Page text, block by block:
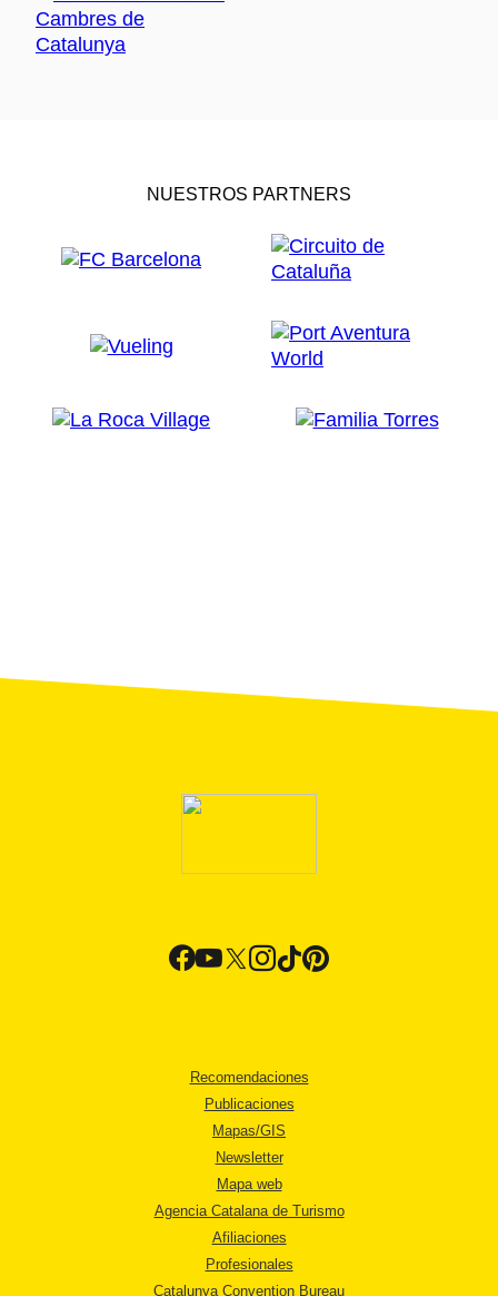
NUESTROS PARTNERS
Recomendaciones
Publicaciones
Mapas/GIS
Newsletter
Mapa web
Agencia Catalana de Turismo
Afiliaciones
Profesionales
Catalunya Convention Bureau